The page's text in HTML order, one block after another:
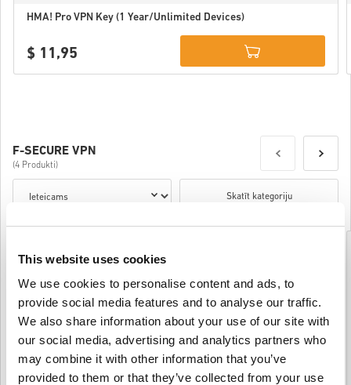
This website uses cookies
We use cookies to personalise content and ads, to
provide social media features and to analyse our traffic.
We also share information about your use of our site with
our social media, advertising and analytics partners who
may combine it with other information that you’ve
provided to them or that they’ve collected from your use
HMA! Pro VPN Key (1 Year/Unlimited Devices)
$ 11,95
F-SECURE VPN
(4 Produkti)
Skatīt kategoriju